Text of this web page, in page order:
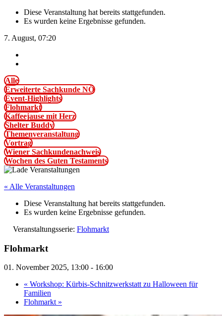
Diese Veranstaltung hat bereits stattgefunden.
Es wurden keine Ergebnisse gefunden.
7. August, 07:20
Alle
Erweiterte Sachkunde NÖ
Event-Highlights
Flohmarkt
Kaffeejause mit Herz
Shelter Buddy
Themenveranstaltung
Vortrag
Wiener Sachkundenachweis
Wochen des Guten Testaments
« Alle Veranstaltungen
Diese Veranstaltung hat bereits stattgefunden.
Es wurden keine Ergebnisse gefunden.
Veranstaltungsserie: Flohmarkt
Flohmarkt
01. November 2025, 13:00 - 16:00
« Workshop: Kürbis-Schnitzwerkstatt zu Halloween für
Familien
Flohmarkt »